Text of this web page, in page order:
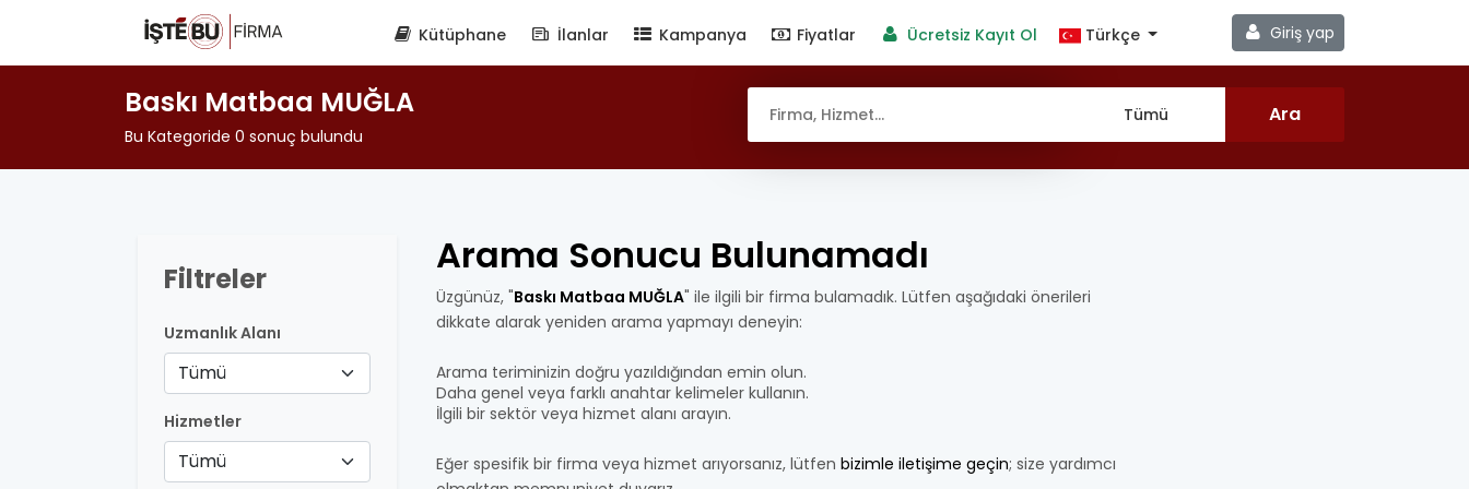
Giriş yap
Kütüphane İlanlar Kampanya Fiyatlar Ücretsiz Kayıt Ol Türkçe
Baskı Matbaa MUĞLA
Bu Kategoride 0 sonuç bulundu
Filtreler
Uzmanlık Alanı
Tümü
Hizmetler
Tümü
Arama Sonucu Bulunamadı
Üzgünüz, "Baskı Matbaa MUĞLA" ile ilgili bir firma bulamadık. Lütfen aşağıdaki önerileri
dikkate alarak yeniden arama yapmayı deneyin:
Arama teriminizin doğru yazıldığından emin olun.
Daha genel veya farklı anahtar kelimeler kullanın.
İlgili bir sektör veya hizmet alanı arayın.
Eğer spesifik bir firma veya hizmet arıyorsanız, lütfen bizimle iletişime geçin; size yardımcı